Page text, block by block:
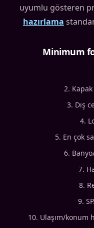
uyumlu gösteren
hazırlama
Minimum
Dış
En çok
Ulaşım/konum